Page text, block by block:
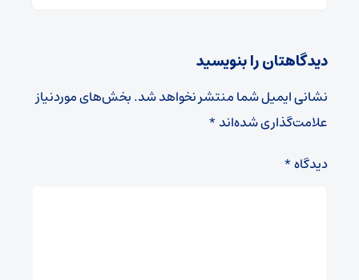
دیدگاهتان را بنویسید
نشانی ایمیل شما منتشر نخواهد شد.بخش‌های موردنیاز
علامت‌گذاری شده‌اند*
دیدگاه*